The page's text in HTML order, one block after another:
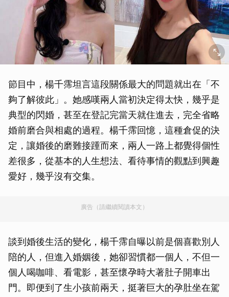
節目中，楊千霈坦言這段關係最大的問題就出在「不
夠了解彼此」。她感嘆兩人當初決定得太快，幾乎是
典型的閃婚，甚至在登記完當天就住進去，完全省略
婚前磨合與相處的過程。楊千霈回憶，這種倉促的決
定，讓婚後的磨難接踵而來，兩人一路上都覺得個性
差很多，從基本的人生想法、看待事情的觀點到興趣
愛好，幾乎沒有交集。
廣告（請繼續閱讀本文）
談到婚後生活的變化，楊千霈自曝以前是個喜歡別人
陪的人，但進入婚姻後，她卻習慣都一個人，不但一
個人喝咖啡、看電影，甚至懷孕時大著肚子開車出
門。即便到了生小孩前兩天，挺著巨大的孕肚坐在駕